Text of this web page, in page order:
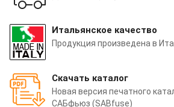
Итальянское качество
Продукция произведена в
Скачать каталог
Новая версия печатного
САБфьюз (SABfuse)